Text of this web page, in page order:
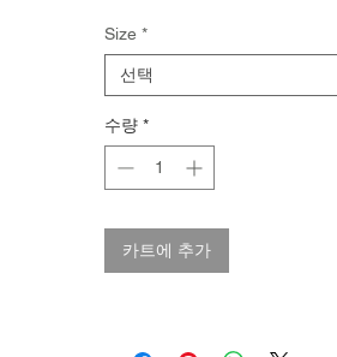
230ºF/Dry cleaning normal
Brand - The Animals
SS25 Collection
Size *
선택
수량 *
카트에 추가